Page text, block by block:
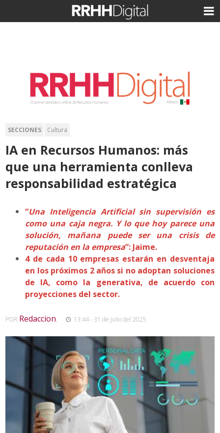
SECCIONES Cultura
IA en Recursos Humanos: más
que una herramienta conlleva
responsabilidad estratégica
“Una Inteligencia Artificial sin supervisión es
como una caja negra. Y lo que hoy parece una
solución, mañana puede ser una crisis de
reputación en la empresa”: Jaime.
4 de cada 10 empresas estarán en desventaja
en los próximos 2 años si no adoptan soluciones
de IA, como la generativa, de acuerdo con
proyecciones del sector.
POR Redaccion, 13:44 - 31 de Julio del 2025